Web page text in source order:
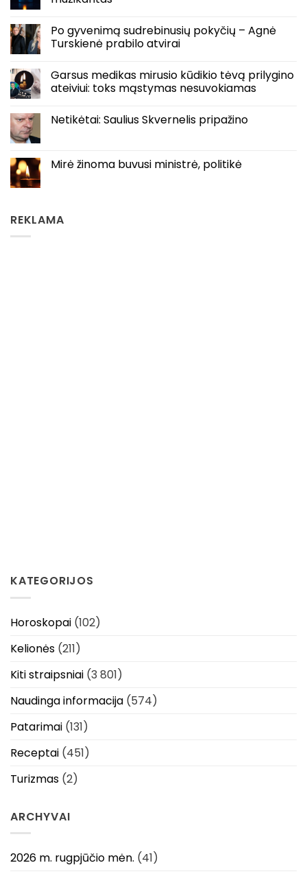
Po gyvenimą sudrebinusių pokyčių – Agnė
Turskienė prabilo atvirai
Garsus medikas mirusio kūdikio tėvą prilygino
ateiviui: toks mąstymas nesuvokiamas
Netikėtai: Saulius Skvernelis pripažino
Mirė žinoma buvusi ministrė, politikė
REKLAMA
KATEGORIJOS
Horoskopai (102)
Kelionės (211)
Kiti straipsniai (3 801)
Naudinga informacija (574)
Patarimai (131)
Receptai (451)
Turizmas (2)
ARCHYVAI
2026 m. rugpjūčio mėn. (41)